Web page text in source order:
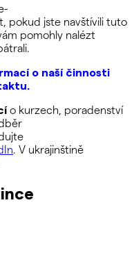
pokud jste navštívili tuto
pomohly nalézt
o naší činnosti
o kurzech, poradenství
. V ukrajinštině